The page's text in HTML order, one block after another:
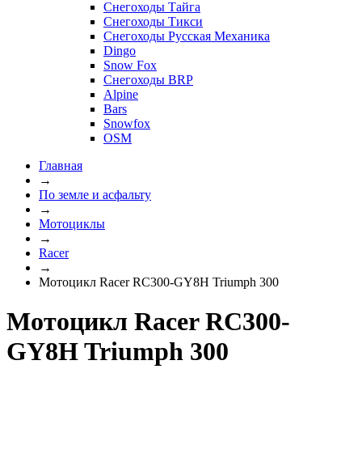
Снегоходы Тайга
Снегоходы Тикси
Снегоходы Русская Механика
Dingo
Snow Fox
Снегоходы BRP
Alpine
Bars
Snowfox
OSM
Главная
→
По земле и асфальту
→
Мотоциклы
→
Racer
→
Мотоцикл Racer RC300-GY8H Triumph 300
Мотоцикл Racer RC300-
GY8H Triumph 300